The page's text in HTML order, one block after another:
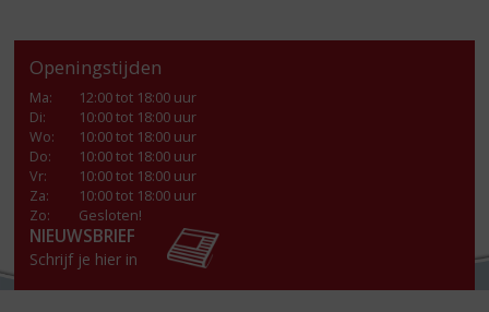
Openingstijden
Ma:
12:00 tot 18:00 uur
Di:
10:00 tot 18:00 uur
Wo:
10:00 tot 18:00 uur
Do:
10:00 tot 18:00 uur
Vr:
10:00 tot 18:00 uur
Za:
10:00 tot 18:00 uur
Zo:
Gesloten!
NIEUWSBRIEF
Schrijf je hier in